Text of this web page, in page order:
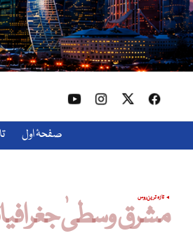
صفحۂ اول
تازہ ترینروس
مشرق وسطیٰ